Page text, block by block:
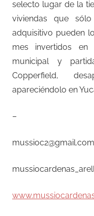
selecto lugar de la
viviendas que
adquisitivo pueden
mes invertidos en
municipal y
Copperfield,
apareciéndolo en
–
mussioc2@gmail.com